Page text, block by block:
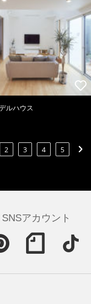
ルハウス
2 3 4 5
アカウント